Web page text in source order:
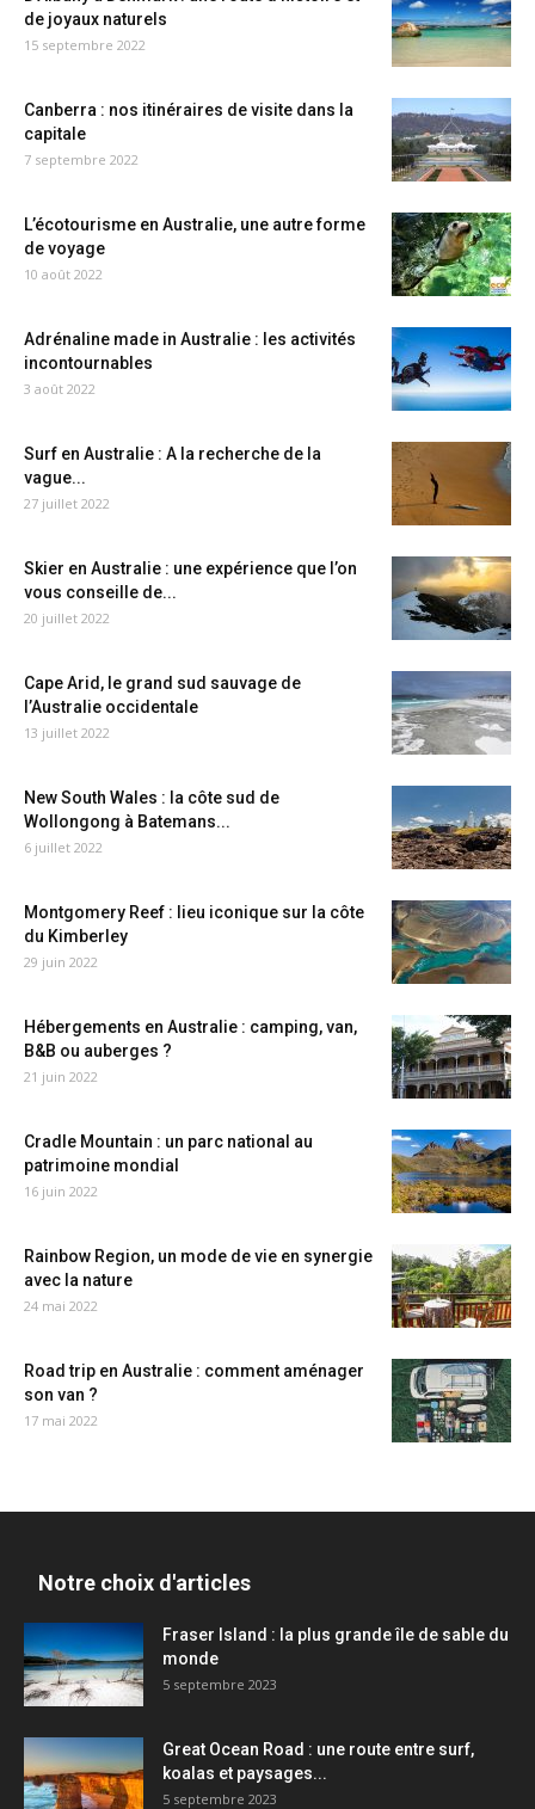
de joyaux naturels
15 septembre 2022
Canberra : nos itinéraires de visite dans la
capitale
7 septembre 2022
L’écotourisme en Australie, une autre forme
de voyage
10 août 2022
Adrénaline made in Australie : les activités
incontournables
3 août 2022
Surf en Australie : A la recherche de la
vague...
27 juillet 2022
Skier en Australie : une expérience que l’on
vous conseille de...
20 juillet 2022
Cape Arid, le grand sud sauvage de
l’Australie occidentale
13 juillet 2022
New South Wales : la côte sud de
Wollongong à Batemans...
6 juillet 2022
Montgomery Reef : lieu iconique sur la côte
du Kimberley
29 juin 2022
Hébergements en Australie : camping, van,
B&B ou auberges ?
21 juin 2022
Cradle Mountain : un parc national au
patrimoine mondial
16 juin 2022
Rainbow Region, un mode de vie en synergie
avec la nature
24 mai 2022
Road trip en Australie : comment aménager
son van ?
17 mai 2022
Notre choix d'articles
Fraser Island : la plus grande île de sable du
monde
5 septembre 2023
Great Ocean Road : une route entre surf,
koalas et paysages...
5 septembre 2023